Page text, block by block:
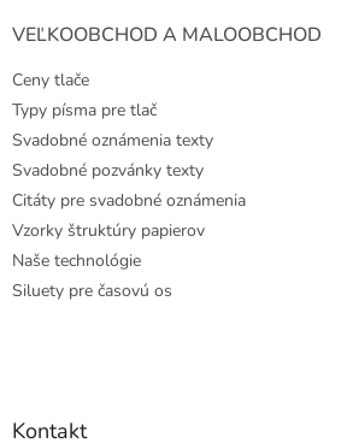
VEĽKOOBCHOD A MALOOBCHOD
Ceny tlače
Typy písma pre tlač
Svadobné oznámenia texty
Svadobné pozvánky texty
Citáty pre svadobné oznámenia
Vzorky štruktúry papierov
Naše technológie
Siluety pre časovú os
Kontakt